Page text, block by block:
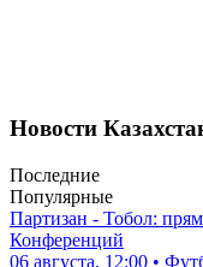
Новости
Последние
Популярные
Партизан - Тобол:
Конференций
06 августа, 12:00 •